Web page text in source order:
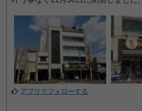
アプリでフォローする